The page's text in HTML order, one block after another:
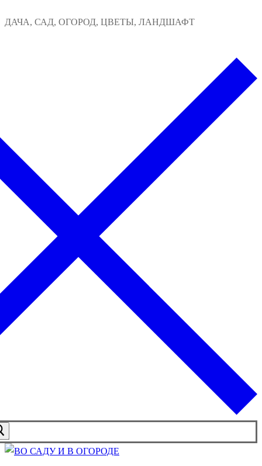
к
ДАЧА, САД, ОГОРОД, ЦВЕТЫ, ЛАНДШАФТ